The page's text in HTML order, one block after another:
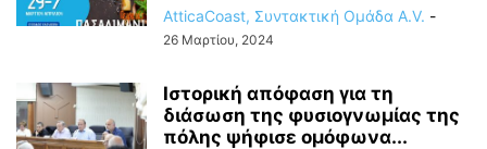
AtticaCoast, Συντακτική Ομάδα A.V. -
26 Μαρτίου, 2024
Ιστορική απόφαση για τη
διάσωση της φυσιογνωμίας της
πόλης ψήφισε ομόφωνα...